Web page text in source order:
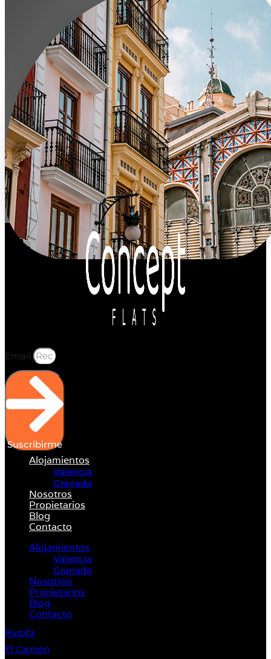
Email
Suscribirme
Alojamientos
Valencia
Granada
Nosotros
Propietarios
Blog
Contacto
Alojamientos
Valencia
Granada
Nosotros
Propietarios
Blog
Contacto
Ruzafa
El Carmen